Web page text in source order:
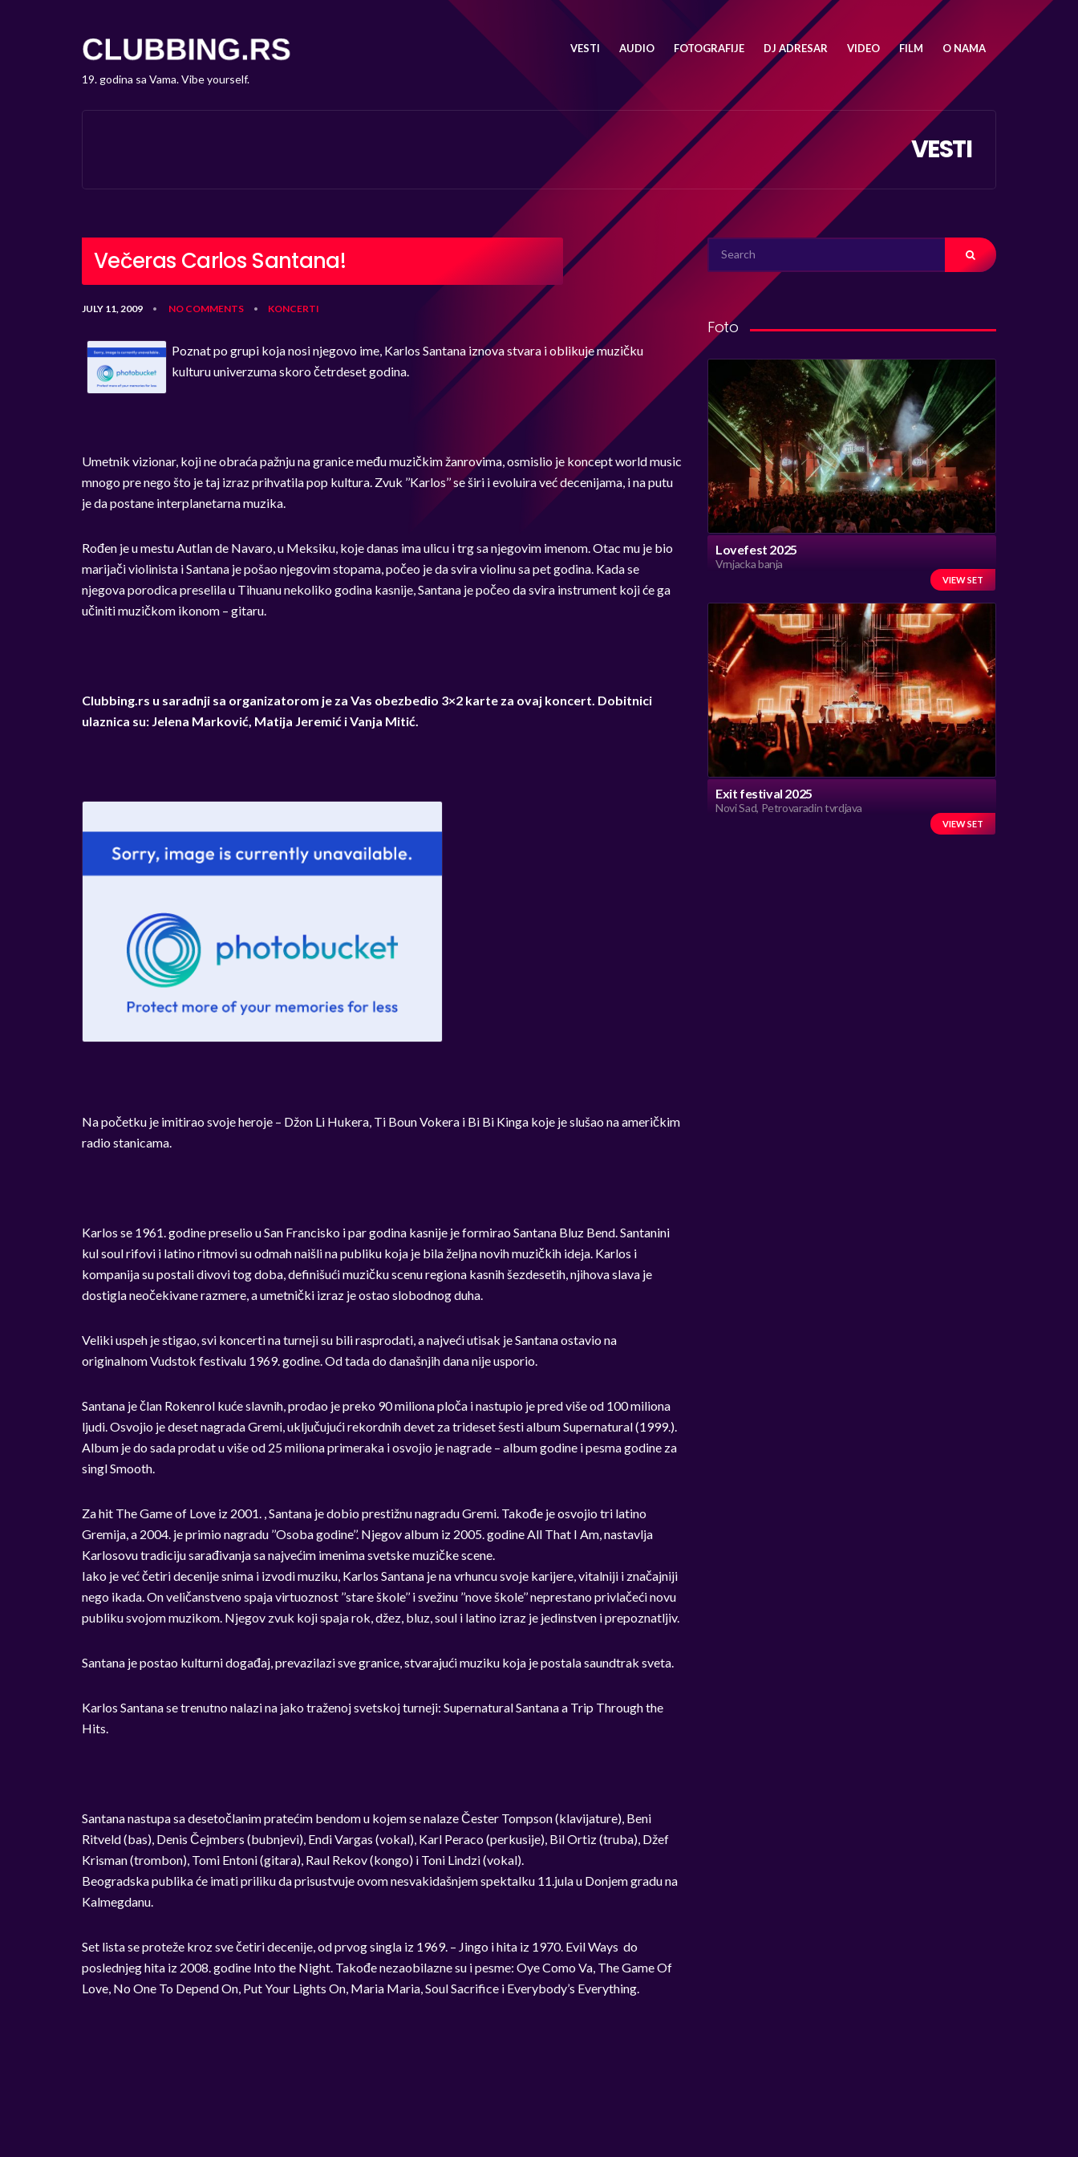
19. godina sa Vama. Vibe yourself.
VESTI AUDIO FOTOGRAFIJE DJ ADRESAR VIDEO FILM O NAMA
VESTI
Večeras Carlos Santana!
JULY 11, 2009 • NO COMMENTS • KONCERTI
Poznat po grupi koja nosi njegovo ime, Karlos Santana iznova stvara i oblikuje muzičku
kulturu univerzuma skoro četrdeset godina.
Umetnik vizionar, koji ne obraća pažnju na granice među muzičkim žanrovima, osmislio je koncept world music
mnogo pre nego što je taj izraz prihvatila pop kultura. Zvuk ’’Karlos’’ se širi i evoluira već decenijama, i na putu
je da postane interplanetarna muzika.
Rođen je u mestu Autlan de Navaro, u Meksiku, koje danas ima ulicu i trg sa njegovim imenom. Otac mu je bio
marijači violinista i Santana je pošao njegovim stopama, počeo je da svira violinu sa pet godina. Kada se
njegova porodica preselila u Tihuanu nekoliko godina kasnije, Santana je počeo da svira instrument koji će ga
učiniti muzičkom ikonom – gitaru.
Clubbing.rs u saradnji sa organizatorom je za Vas obezbedio 3×2 karte za ovaj koncert. Dobitnici
ulaznica su: Jelena Marković, Matija Jeremić i Vanja Mitić.
Na početku je imitirao svoje heroje – Džon Li Hukera, Ti Boun Vokera i Bi Bi Kinga koje je slušao na američkim
radio stanicama.
Karlos se 1961. godine preselio u San Francisko i par godina kasnije je formirao Santana Bluz Bend. Santanini
kul soul rifovi i latino ritmovi su odmah naišli na publiku koja je bila željna novih muzičkih ideja. Karlos i
kompanija su postali divovi tog doba, definišući muzičku scenu regiona kasnih šezdesetih, njihova slava je
dostigla neočekivane razmere, a umetnički izraz je ostao slobodnog duha.
Veliki uspeh je stigao, svi koncerti na turneji su bili rasprodati, a najveći utisak je Santana ostavio na
originalnom Vudstok festivalu 1969. godine. Od tada do današnjih dana nije usporio.
Santana je član Rokenrol kuće slavnih, prodao je preko 90 miliona ploča i nastupio je pred više od 100 miliona
ljudi. Osvojio je deset nagrada Gremi, uključujući rekordnih devet za trideset šesti album Supernatural (1999.).
Album je do sada prodat u više od 25 miliona primeraka i osvojio je nagrade – album godine i pesma godine za
singl Smooth.
Za hit The Game of Love iz 2001. , Santana je dobio prestižnu nagradu Gremi. Takođe je osvojio tri latino
Gremija, a 2004. je primio nagradu ’’Osoba godine’’. Njegov album iz 2005. godine All That I Am, nastavlja
Karlosovu tradiciju sarađivanja sa najvećim imenima svetske muzičke scene.
Iako je već četiri decenije snima i izvodi muziku, Karlos Santana je na vrhuncu svoje karijere, vitalniji i značajniji
nego ikada. On veličanstveno spaja virtuoznost ’’stare škole’’ i svežinu ’’nove škole’’ neprestano privlačeći novu
publiku svojom muzikom. Njegov zvuk koji spaja rok, džez, bluz, soul i latino izraz je jedinstven i prepoznatljiv.
Santana je postao kulturni događaj, prevazilazi sve granice, stvarajući muziku koja je postala saundtrak sveta.
Karlos Santana se trenutno nalazi na jako traženoj svetskoj turneji: Supernatural Santana a Trip Through the
Hits.
Santana nastupa sa desetočlanim pratećim bendom u kojem se nalaze Čester Tompson (klavijature), Beni
Ritveld (bas), Denis Čejmbers (bubnjevi), Endi Vargas (vokal), Karl Peraco (perkusije), Bil Ortiz (truba), Džef
Krisman (trombon), Tomi Entoni (gitara), Raul Rekov (kongo) i Toni Lindzi (vokal).
Beogradska publika će imati priliku da prisustvuje ovom nesvakidašnjem spektalku 11.jula u Donjem gradu na
Kalmegdanu.
Set lista se proteže kroz sve četiri decenije, od prvog singla iz 1969. – Jingo i hita iz 1970. Evil Ways do
poslednjeg hita iz 2008. godine Into the Night. Takođe nezaobilazne su i pesme: Oye Como Va, The Game Of
Love, No One To Depend On, Put Your Lights On, Maria Maria, Soul Sacrifice i Everybody’s Everything.
SEARCH
FOR:
Foto
Lovefest 2025
Vrnjacka banja
VIEW SET
Exit festival 2025
Novi Sad, Petrovaradin tvrdjava
VIEW SET